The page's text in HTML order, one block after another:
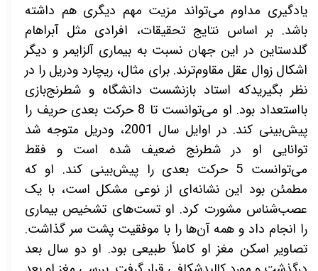
یادگیری مداوم می‌تواند مزیت مهم دیگری هم داشته
باشد. بر اساس نتایج تحقیقات، افرادی مثل آبراهام
گلدستاین در این جهان نسبت به بیماری آلزایمر و دیگر
اشکال زوال عقل مقاوم‌ترند. برای مثال، ریچارد ودریل را در
نظر بگیریدکه استاد بازنشست دانشگاه و شطرنج‌بازی
بااستعداد بود. او می‌توانست تا 8 حرکت بعدی حریف را
پیش‌بینی کند. در اوایل سال 2001، ودریل متوجه شد
توانایی او در شطرنج ضعیف شده است و فقط
می‌توانست 5 حرکت بعدی را پیش‌بینی کند. او که
مطمئن بود این نشانه‌ای از نوعی مشکل است، با یک
عصب‌شناس مشورت کرد. او تست‌های تشخیص بیماری
را انجام داد و همه آن‌ها را با موفقیت پشت سر گذاشت.
تصاویر اسکن مغز او کاملاً طبیعی بود. او دو سال بعد